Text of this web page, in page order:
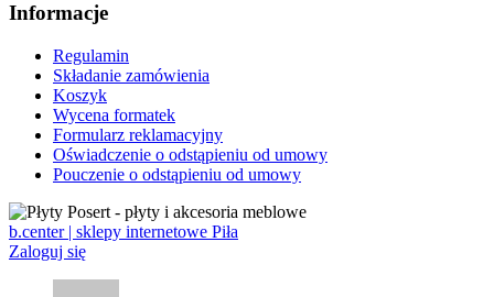
Informacje
Regulamin
Składanie zamówienia
Koszyk
Wycena formatek
Formularz reklamacyjny
Oświadczenie o odstąpieniu od umowy
Pouczenie o odstąpieniu od umowy
b.center | sklepy internetowe Piła
Zaloguj się